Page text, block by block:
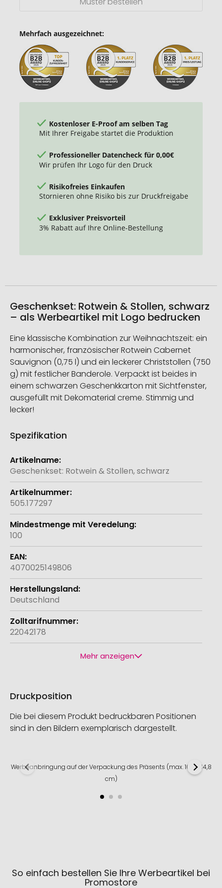
Mehrfach ausgezeichnet:
Kostenloser E-Proof am selben Tag
Mit Ihrer Freigabe startet die Produktion
Professioneller Datencheck für 0,00€
Wir prüfen Ihr Logo für den Druck
Risikofreies Einkaufen
Stornieren ohne Risiko bis zur Druckfreigabe
Exklusiver Preisvorteil
3% Rabatt auf Ihre Online-Bestellung
Geschenkset: Rotwein & Stollen, schwarz
– als Werbeartikel mit Logo bedrucken
Eine klassische Kombination zur Weihnachtszeit: ein
harmonischer, französischer Rotwein Cabernet
Sauvignon (0,75 l) und ein leckerer Christstollen (750
g) mit festlicher Banderole. Verpackt ist beides in
einem schwarzen Geschenkkarton mit Sichtfenster,
ausgefüllt mit Dekomaterial creme. Stimmig und
lecker!
Spezifikation
Weitere
Informationen
Geschenkset: Rotwein & Stollen, schwarz
505.177297
100
4070025149806
Deutschland
22042178
Mehr anzeigen
Druckposition
Die bei diesem Produkt bedruckbaren Positionen
sind in den Bildern exemplarisch dargestellt.
Werbeanbringung auf der Verpackung des Präsents (max. 10,5 x 14,8
cm)
So einfach bestellen Sie Ihre Werbeartikel bei
Promostore